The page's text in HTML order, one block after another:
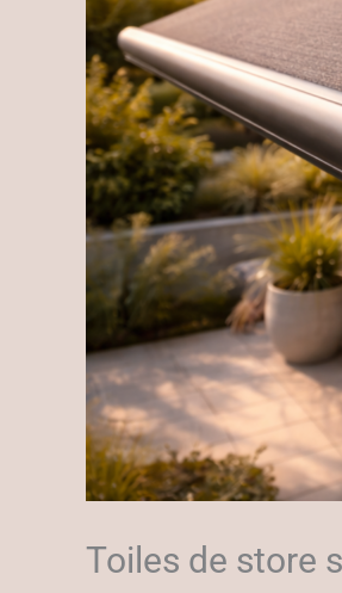
Toiles de store